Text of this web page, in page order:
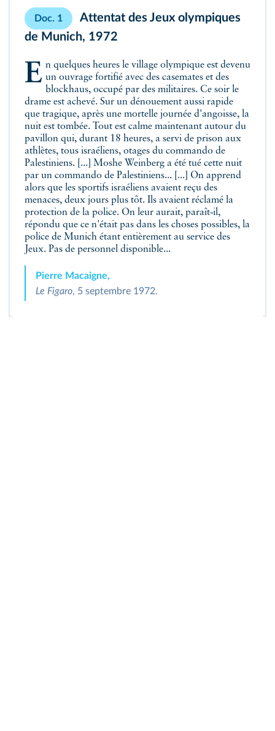
Doc. 1
Attentat des Jeux olympiques
de Munich, 1972
En quelques heures le village olympique est devenu un ouvrage fortifié avec des casemates et des
blockhaus, occupé par des militaires. Ce soir le
drame est achevé. Sur un dénouement aussi rapide
que tragique, après une mortelle journée d'angoisse, la
nuit est tombée. Tout est calme maintenant autour du
pavillon qui, durant 18 heures, a servi de prison aux
athlètes, tous israéliens, otages du commando de
Palestiniens. [...] Moshe Weinberg a été tué cette nuit
par un commando de Palestiniens... [...] On apprend
alors que les sportifs israéliens avaient reçu des
menaces, deux jours plus tôt. Ils avaient réclamé la
protection de la police. On leur aurait, paraît‑il,
répondu que ce n'était pas dans les choses possibles, la
police de Munich étant entièrement au service des
Jeux. Pas de personnel disponible...
Pierre Macaigne,
Le Figaro, 5 septembre 1972.